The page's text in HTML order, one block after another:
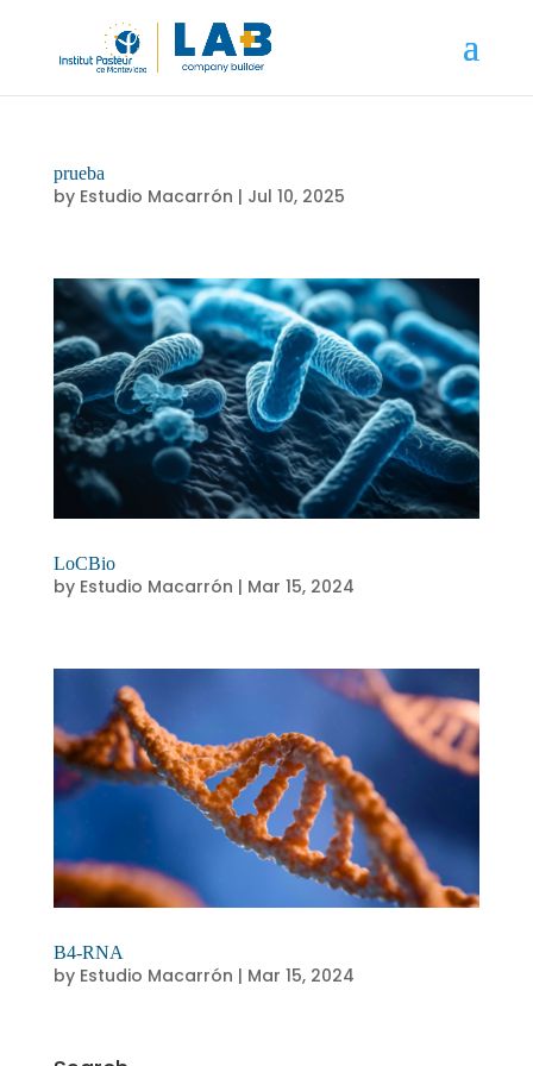
prueba
by Estudio Macarrón | Jul 10, 2025
LoCBio
by Estudio Macarrón | Mar 15, 2024
B4-RNA
by Estudio Macarrón | Mar 15, 2024